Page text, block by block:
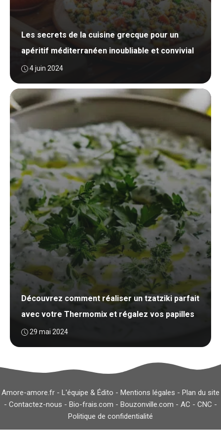
Les secrets de la cuisine grecque pour un
apéritif méditerranéen inoubliable et convivial
4 juin 2024
Découvrez comment réaliser un tzatziki parfait
avec votre Thermomix et régalez vos papilles
29 mai 2024
Amore-amore.fr - L'équipe & Édito - Mentions légales - Plan du site
- Contactez-nous - Bio-frais.com - Bouzonville.com - AC - CNC -
Politique de confidentialité